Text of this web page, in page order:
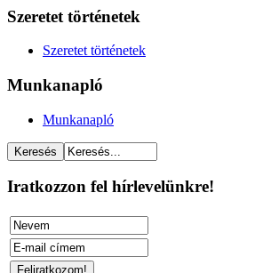
Szeretet történetek
Szeretet történetek
Munkanapló
Munkanapló
Iratkozzon fel hírlevelünkre!